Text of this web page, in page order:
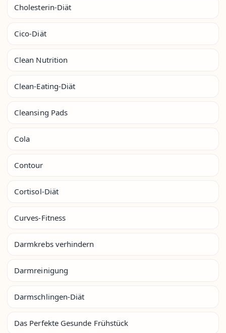
Cholesterin-Diät
Cico-Diät
Clean Nutrition
Clean-Eating-Diät
Cleansing Pads
Cola
Contour
Cortisol-Diät
Curves-Fitness
Darmkrebs verhindern
Darmreinigung
Darmschlingen-Diät
Das Perfekte Gesunde Frühstück